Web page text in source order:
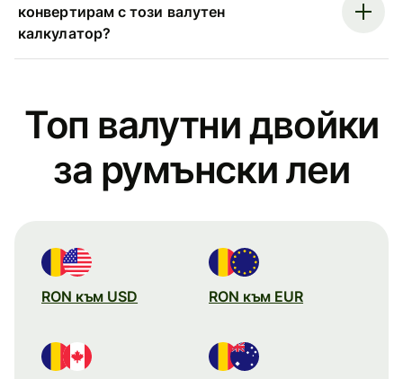
конвертирам с този валутен
калкулатор?
Топ валутни двойки
за румънски леи
RON към USD RON към EUR